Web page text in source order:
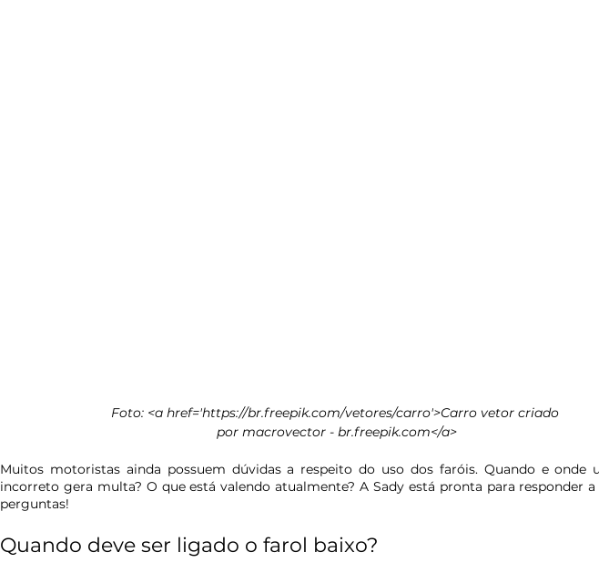
Foto: <a href='https://br.freepik.com/vetores/carro'>Carro vetor criado
por macrovector - br.freepik.com</a>
Muitos motoristas ainda possuem dúvidas a respeito do uso dos faróis. Quando e onde
incorreto gera multa? O que está valendo atualmente? A Sady está pronta para responder a
perguntas!
Quando deve ser ligado o farol baixo?